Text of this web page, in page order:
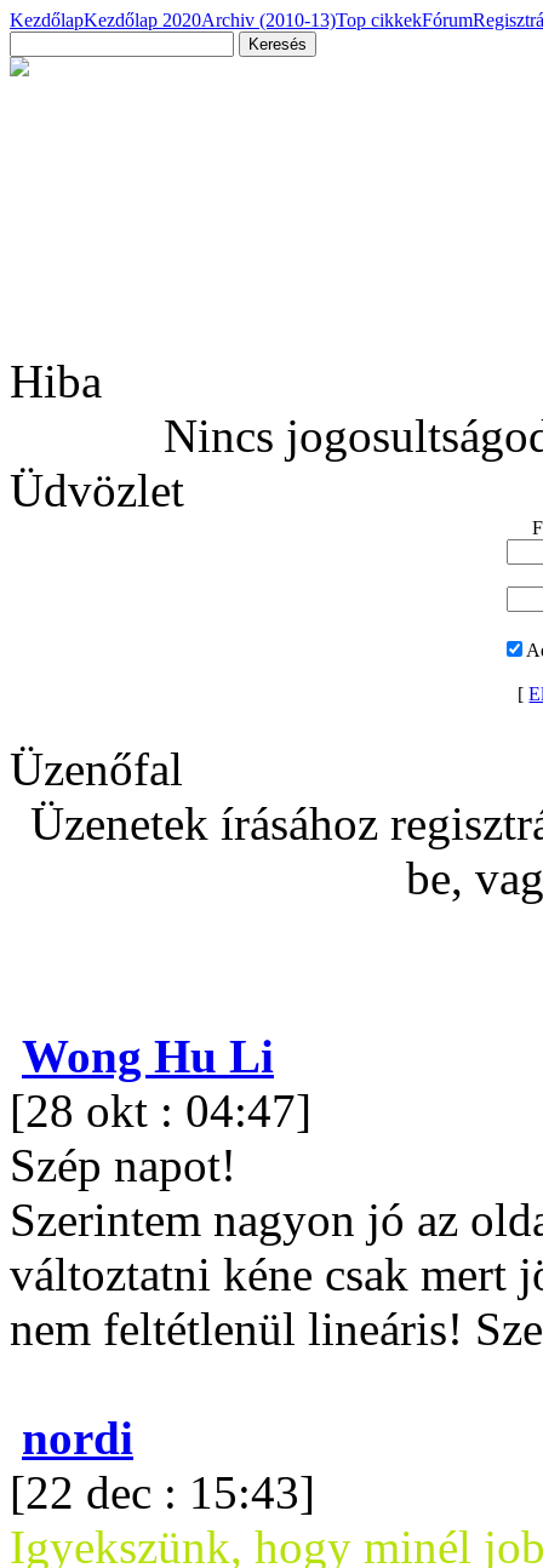
KezdőlapKezdőlap 2020Archiv (2010-13)Top cikkekFórum
Hiba
Nincs
Üdvözlet
[
Üzenőfal
Üzenetek írásához
be,
Wong Hu Li
[28 okt : 04:47]
Szép napot!
Szerintem nagyon jó az
változtatni kéne csak mert
nem feltétlenül lineáris!
nordi
[22 dec : 15:43]
Igyekszünk, hogy minél